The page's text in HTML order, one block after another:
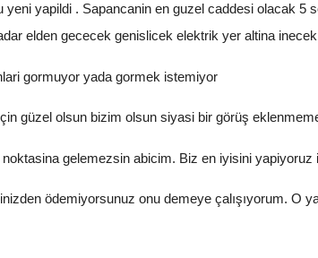
yeni yapildi . Sapancanin en guzel caddesi olacak 5
elden gececek genislicek elektrik yer altina inecek
gormuyor yada gormek istemiyor
güzel olsun bizim olsun siyasi bir görüş
gelemezsin abicim. Biz en iyisini
ödemiyorsunuz onu demeye çalışıyorum. O